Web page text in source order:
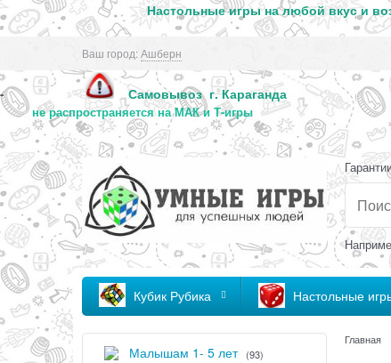
Настольные игры на любой вкус и
Ваш город:Ашберн
- Самовывоз г.
не распространяется на МАК и Т-игры
Кубик Рубика Настольные
Малышам 1- 5 лет (93)
Главная